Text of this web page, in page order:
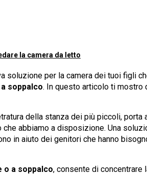
la camera da letto
soluzione per la camera dei tuoi figli
soppalco. In questo articolo ti
della stanza dei più piccoli,
abbiamo a disposizione. Una
in aiuto dei genitori che hanno
o a soppalco, consente di concentrare